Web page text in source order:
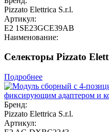
Pizzato Elettrica S.r.l.
Артикул:
E2 1SE23GCE39AB
Наименование:
Селекторы Pizzato
Подробнее
Бренд:
Pizzato Elettrica S.r.l.
Артикул: